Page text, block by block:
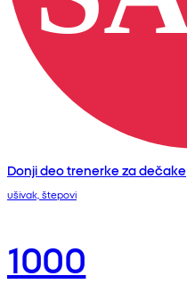
Donji deo trenerke za dečake
ušivak, štepovi
1000